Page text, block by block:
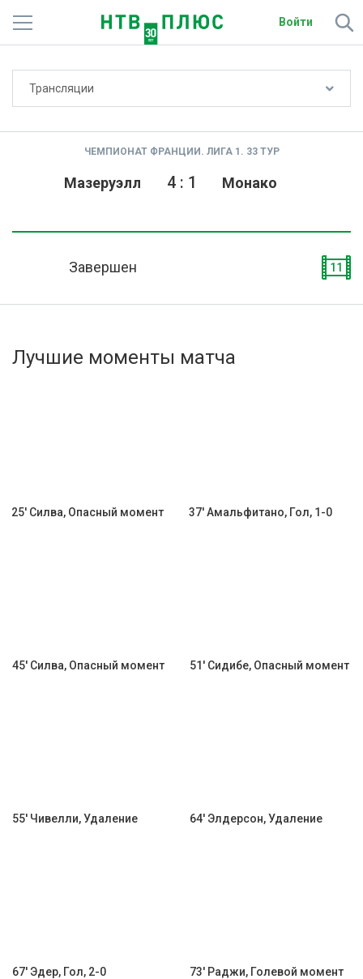
Войти
Активировать промокод
Трансляции
ЧЕМПИОНАТ ФРАНЦИИ. ЛИГА 1. 33 ТУР
Мазеруэлл Монако
4: 1
Завершен 11
Лучшие моменты матча
25' Силва, Опасный момент 37' Амальфитано, Гол, 1-0
45' Силва, Опасный момент 51' Сидибе, Опасный момент
55' Чивелли, Удаление 64' Элдерсон, Удаление
67' Эдер, Гол, 2-0 73' Раджи, Голевой момент